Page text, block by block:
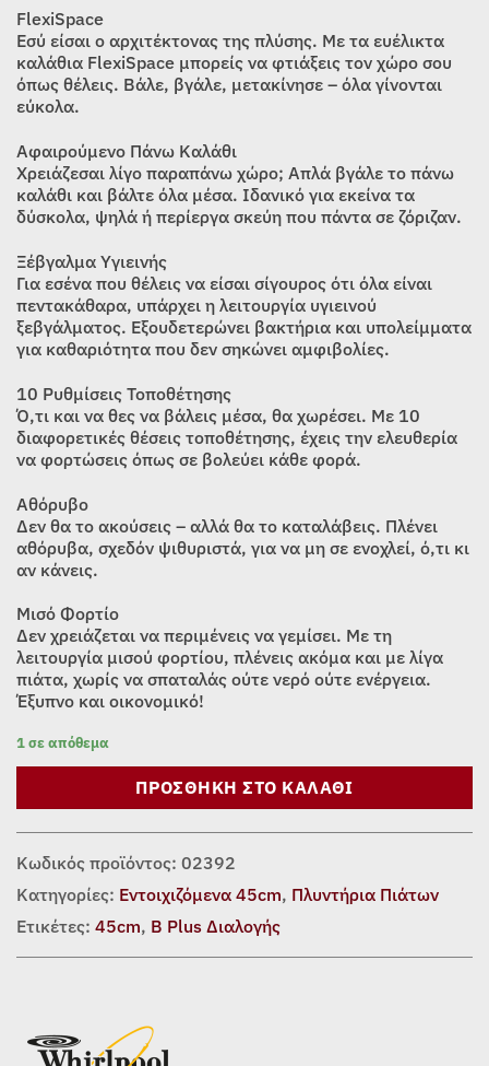
FlexiSpace
Εσύ είσαι ο αρχιτέκτονας της πλύσης. Με τα ευέλικτα
καλάθια FlexiSpace μπορείς να φτιάξεις τον χώρο σου
όπως θέλεις. Βάλε, βγάλε, μετακίνησε – όλα γίνονται
εύκολα.
Αφαιρούμενο Πάνω Καλάθι
Χρειάζεσαι λίγο παραπάνω χώρο; Απλά βγάλε το πάνω
καλάθι και βάλτε όλα μέσα. Ιδανικό για εκείνα τα
δύσκολα, ψηλά ή περίεργα σκεύη που πάντα σε ζόριζαν.
Ξέβγαλμα Υγιεινής
Για εσένα που θέλεις να είσαι σίγουρος ότι όλα είναι
πεντακάθαρα, υπάρχει η λειτουργία υγιεινού
ξεβγάλματος. Εξουδετερώνει βακτήρια και υπολείμματα
για καθαριότητα που δεν σηκώνει αμφιβολίες.
10 Ρυθμίσεις Τοποθέτησης
Ό,τι και να θες να βάλεις μέσα, θα χωρέσει. Με 10
διαφορετικές θέσεις τοποθέτησης, έχεις την ελευθερία
να φορτώσεις όπως σε βολεύει κάθε φορά.
Αθόρυβο
Δεν θα το ακούσεις – αλλά θα το καταλάβεις. Πλένει
αθόρυβα, σχεδόν ψιθυριστά, για να μη σε ενοχλεί, ό,τι κι
αν κάνεις.
Μισό Φορτίο
Δεν χρειάζεται να περιμένεις να γεμίσει. Με τη
λειτουργία μισού φορτίου, πλένεις ακόμα και με λίγα
πιάτα, χωρίς να σπαταλάς ούτε νερό ούτε ενέργεια.
Έξυπνο και οικονομικό!
1 σε απόθεμα
ΠΡΟΣΘΉΚΗ ΣΤΟ ΚΑΛΆΘΙ
Κωδικός προϊόντος: 02392
Κατηγορίες: Εντοιχιζόμενα 45cm, Πλυντήρια Πιάτων
Ετικέτες: 45cm, Β Plus Διαλογής